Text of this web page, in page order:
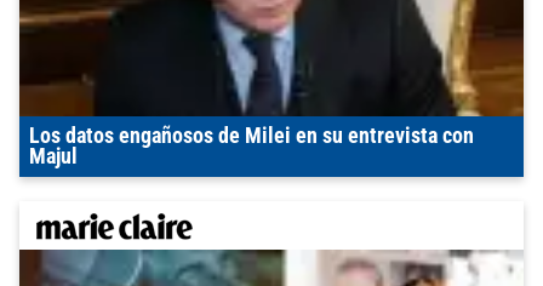
Los datos engañosos de Milei en su entrevista con
Majul